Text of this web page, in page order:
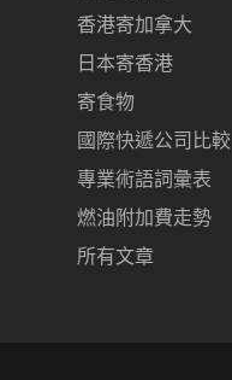
香港寄加拿大
日本寄香港
寄食物
國際快遞公司比較
專業術語詞彙表
燃油附加費走勢
所有文章